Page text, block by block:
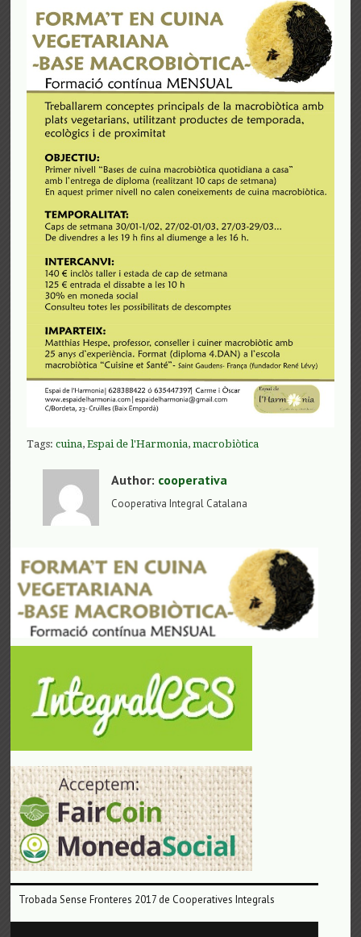
Tags:cuina,Espai de l'Harmonia,macrobiòtica
Author: cooperativa
Cooperativa Integral Catalana
Trobada Sense Fronteres 2017 de Cooperatives Integrals